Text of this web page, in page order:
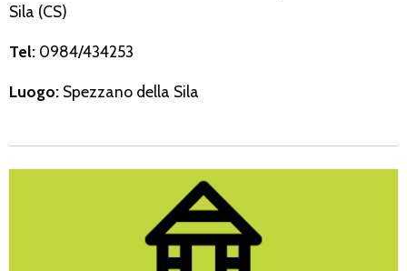
Sila (CS)
Tel: 0984/434253
Luogo: Spezzano della Sila